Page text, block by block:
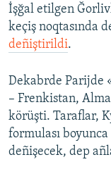
İşğal etilgen
keçiş noqtasında
deñiştirildi.
Dekabrde Parijde
– Frenkistan,
körüşti. Taraflar,
formulası
deñişecek, dep